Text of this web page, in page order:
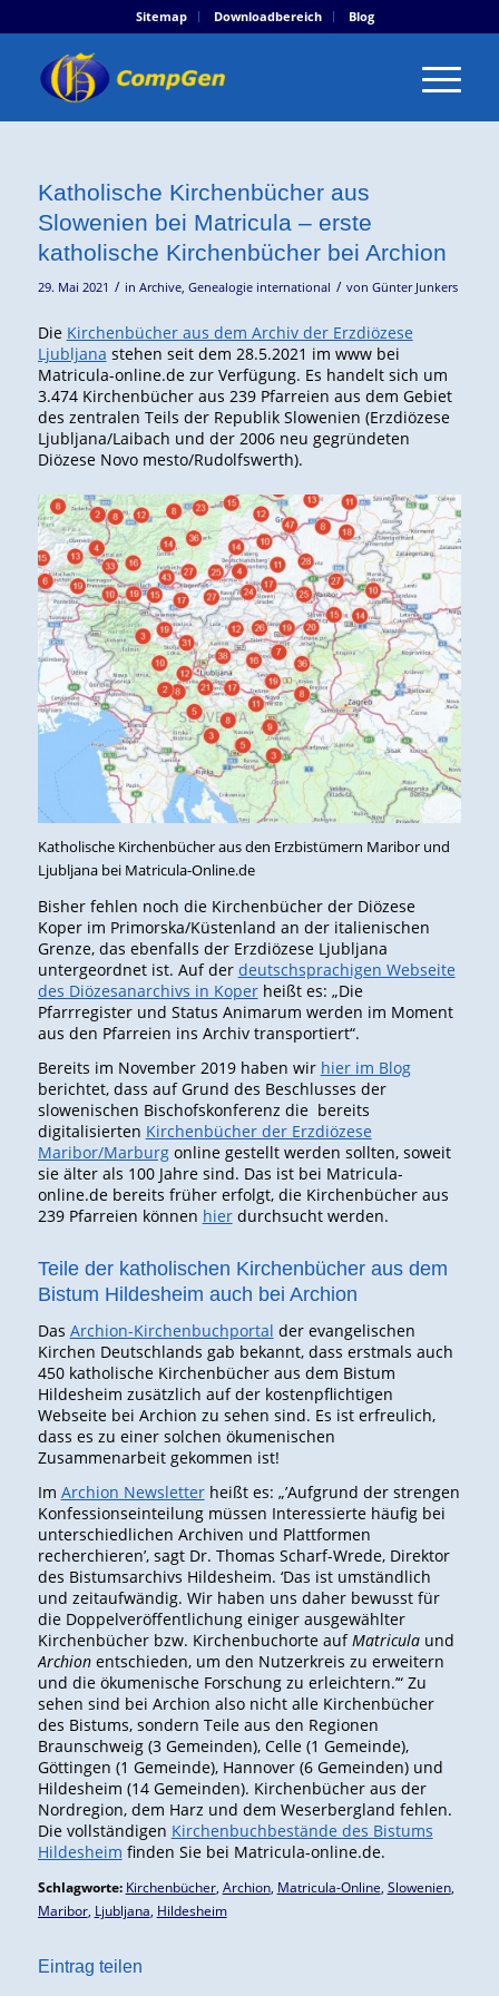
Sitemap Downloadbereich Blog
Katholische Kirchenbücher aus
Slowenien bei Matricula – erste
katholische Kirchenbücher bei Archion
29. Mai 2021 / in Archive, Genealogie international / von Günter Junkers
Die Kirchenbücher aus dem Archiv der Erzdiözese
Ljubljana stehen seit dem 28.5.2021 im www bei
Matricula-online.de zur Verfügung. Es handelt sich um
3.474 Kirchenbücher aus 239 Pfarreien aus dem Gebiet
des zentralen Teils der Republik Slowenien (Erzdiözese
Ljubljana/Laibach und der 2006 neu gegründeten
Diözese Novo mesto/Rudolfswerth).
Katholische Kirchenbücher aus den Erzbistümern Maribor und
Ljubljana bei Matricula-Online.de
Bisher fehlen noch die Kirchenbücher der Diözese
Koper im Primorska/Küstenland an der italienischen
Grenze, das ebenfalls der Erzdiözese Ljubljana
untergeordnet ist. Auf der deutschsprachigen Webseite
des Diözesanarchivs in Koperheißt es: „Die
Pfarrregister und Status Animarum werden im Moment
aus den Pfarreien ins Archiv transportiert“.
Bereits im November 2019 haben wir hier im Blog
berichtet, dass auf Grund des Beschlusses der
slowenischen Bischofskonferenz die bereits
digitalisierten Kirchenbücher der Erzdiözese
Maribor/Marburgonline gestellt werden sollten, soweit
sie älter als 100 Jahre sind. Das ist bei Matricula-
online.de bereits früher erfolgt, die Kirchenbücher aus
239 Pfarreien können hierdurchsucht werden.
Teile der katholischen Kirchenbücher aus dem
Bistum Hildesheim auch bei Archion
Das Archion-Kirchenbuchportal der evangelischen
Kirchen Deutschlands gab bekannt, dass erstmals auch
450 katholische Kirchenbücher aus dem Bistum
Hildesheim zusätzlich auf der kostenpflichtigen
Webseite bei Archion zu sehen sind. Es ist erfreulich,
dass es zu einer solchen ökumenischen
Zusammenarbeit gekommen ist!
Im Archion Newsletterheißt es: „’Aufgrund der strengen
Konfessionseinteilung müssen Interessierte häufig bei
unterschiedlichen Archiven und Plattformen
recherchieren’, sagt Dr. Thomas Scharf-Wrede, Direktor
des Bistumsarchivs Hildesheim. ‘Das ist umständlich
und zeitaufwändig. Wir haben uns daher bewusst für
die Doppelveröffentlichung einiger ausgewählter
Kirchenbücher bzw. Kirchenbuchorte aufMatricula und
Archion entschieden, um den Nutzerkreis zu erweitern
und die ökumenische Forschung zu erleichtern.’“ Zu
sehen sind bei Archion also nicht alle Kirchenbücher
des Bistums, sondern Teile aus den Regionen
Braunschweig (3 Gemeinden), Celle (1 Gemeinde),
Göttingen (1 Gemeinde), Hannover (6 Gemeinden) und
Hildesheim (14 Gemeinden). Kirchenbücher aus der
Nordregion, dem Harz und dem Weserbergland fehlen.
Die vollständigen Kirchenbuchbestände des Bistums
Hildesheim finden Sie bei Matricula-online.de.
Schlagworte: Kirchenbücher, Archion, Matricula-Online, Slowenien,
Maribor, Ljubljana, Hildesheim
Eintrag teilen